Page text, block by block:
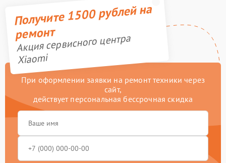
Получите 1500 рублей на
ремонт
Акция сервисного центра
Xiaomi
При оформлении заявки на ремонт техники через
сайт,
действует персональная бессрочная скидка